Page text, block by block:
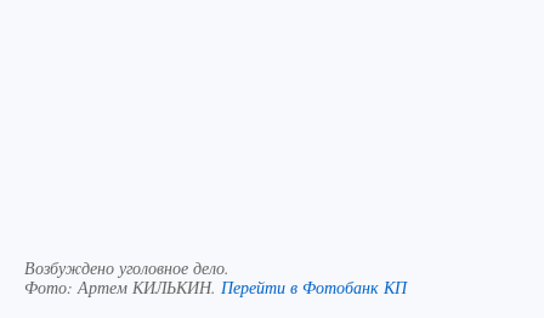
Возбуждено уголовное дело.
Фото:Артем КИЛЬКИН. Перейти в Фотобанк КП